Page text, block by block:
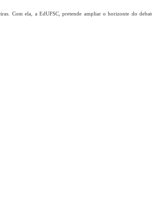
Com ela, a EdUFSC, pretende ampliar o horizonte do